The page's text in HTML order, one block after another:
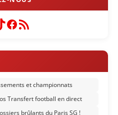
Facebook
Flux RSS
et championnats
Transfert football en direct
brûlants du Paris SG !